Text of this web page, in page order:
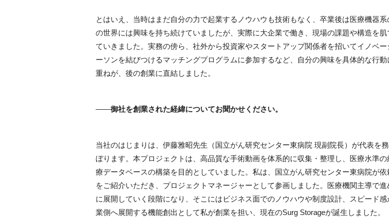
とはいえ、当時はまだ自分の力で起業するノウハウも技術もなく、卒業後は医療機器
の世界には興味を持ち続けていましたが、実際に大企業で働き、現場の課題や構造を
ていきました。実務の傍ら、社外から投資家やスタートアップ関係者を招いてイノベ
ーソンを結びつけるマッチングプログラムに参加するなど、自分の興味を具体的な行
重ねが、後の創業に直結しました。
――御社を創業された経緯についてお聞かせください。
当社のはじまりは、伊藤雅昭先生（国立がん研究センター東病院 現副院長）が代表を
ぼります。本プロジェクトは、高品質な手術動画を体系的に収集・整理し、医療水準
療データベースの構築を目的としていました。私は、国立がん研究センター東病院が
をご紹介いただき、プロジェクトマネージャーとして参画しました。医療機関主導で
に展開していく段階になり、そこにはビジネス面でのノウハウや制度設計、スピード
業側へ展開する機能創出として私が創業を担い、現在のSurg Storageが誕生しました。